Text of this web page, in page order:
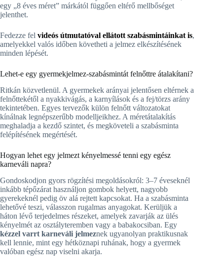
egy „8 éves méret” márkától függően eltérő mellbőséget
jelenthet.
Fedezze fel videós útmutatóval ellátott szabásmintáinkat is,
amelyekkel valós időben követheti a jelmez elkészítésének
minden lépését.
Lehet-e egy gyermekjelmez-szabásmintát felnőttre átalakítani?
Ritkán közvetlenül. A gyermekek arányai jelentősen eltérnek a
felnőttekétől a nyakkivágás, a karnyílások és a fej/törzs arány
tekintetében. Egyes tervezők külön felnőtt változatokat
kínálnak legnépszerűbb modelljeikhez. A méretátalakítás
meghaladja a kezdő szintet, és megköveteli a szabásminta
felépítésének megértését.
Hogyan lehet egy jelmezt kényelmessé tenni egy egész
karneváli napra?
Gondoskodjon gyors rögzítési megoldásokról: 3–7 éveseknél
inkább tépőzárat használjon gombok helyett, nagyobb
gyerekeknél pedig öv alá rejtett kapcsokat. Ha a szabásminta
lehetővé teszi, válasszon rugalmas anyagokat. Kerüljük a
háton lévő terjedelmes részeket, amelyek zavarják az ülés
kényelmét az osztályteremben vagy a babakocsiban. Egy
kézzel varrt karneváli jelmeznek ugyanolyan praktikusnak
kell lennie, mint egy hétköznapi ruhának, hogy a gyermek
valóban egész nap viselni akarja.